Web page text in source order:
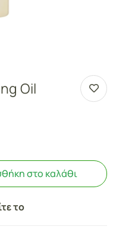
Oil
στο καλάθι
το